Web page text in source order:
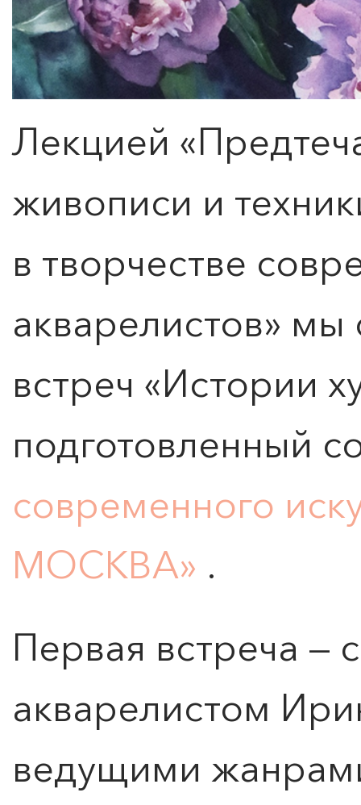
Лекцией
живописи и
в творчестве
акварелистов»
встреч «Истории
подготовленный
современного
МОСКВА» .
Первая встреча —
акварелистом
ведущими